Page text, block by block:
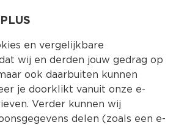
Kies jouw
en vergelijkbare
wij en derden jouw gedrag op
ook daarbuiten kunnen
je doorklikt vanuit onze e-
Verder kunnen wij
delen (zoals een e-